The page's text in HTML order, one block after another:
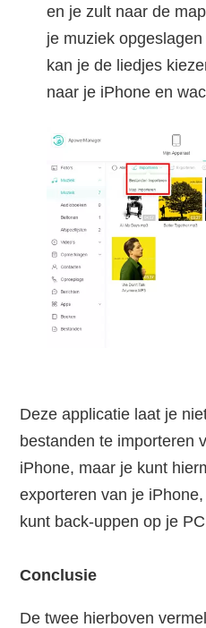
en je zult naar de
je muziek
kan je de liedjes
naar je iPhone en
Deze applicatie laat je
bestanden te importeren
iPhone, maar je kunt
exporteren van je
kunt back-uppen op je
Conclusie
De twee hierboven